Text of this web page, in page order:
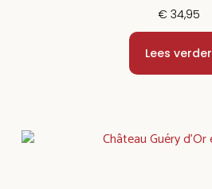
€ 34,95
Lees verder